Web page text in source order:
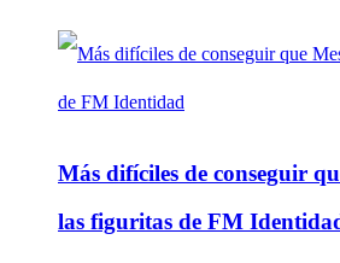
Más difíciles de conseguir
las figuritas de FM